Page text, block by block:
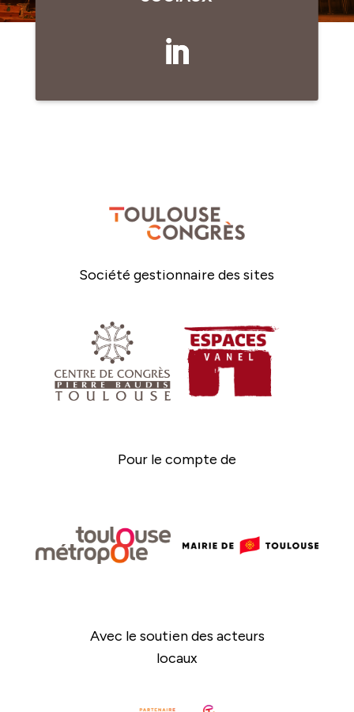
Société gestionnaire des sites
Pour le compte de
Avec le soutien des acteurs
locaux